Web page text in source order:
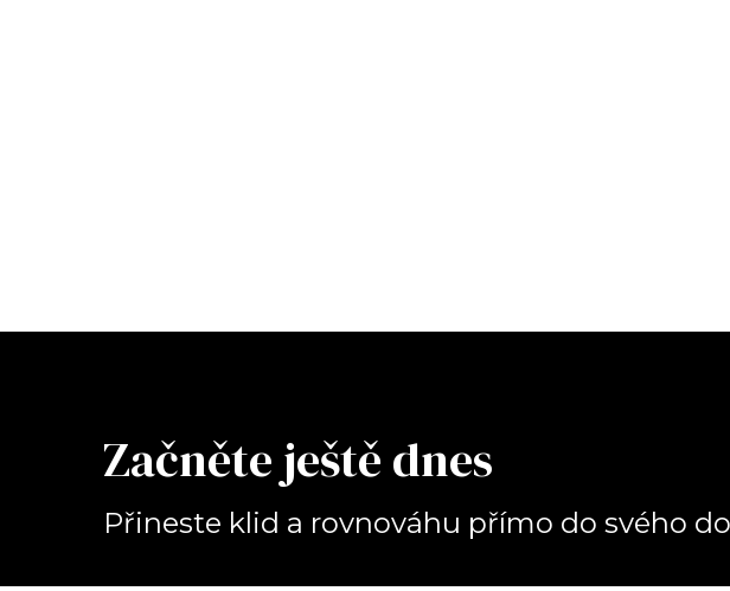
Začněte ještě dnes
Přineste klid a rovnováhu přímo do svého